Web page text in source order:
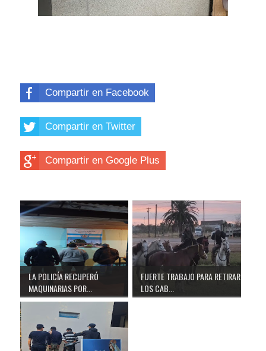
Compartir en Facebook
Compartir en Twitter
Compartir en Google Plus
LA POLICÍA RECUPERÓ
MAQUINARIAS POR...
FUERTE TRABAJO PARA RETIRAR
LOS CAB...